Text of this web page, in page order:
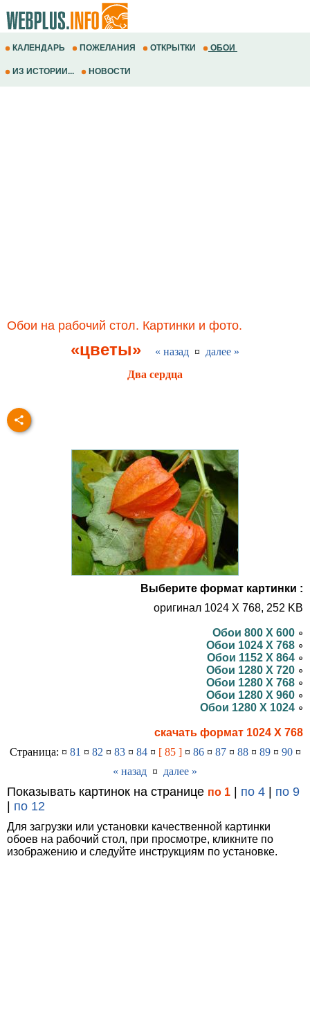
КАЛЕНДАРЬ ПОЖЕЛАНИЯ ОТКРЫТКИ ОБОИ
ИЗ ИСТОРИИ... НОВОСТИ
Обои на рабочий стол. Картинки и фото.
«цветы» « назад ¤ далее »
Два сердца
Выберите формат картинки :
оригинал 1024 X 768, 252 KB
Обои 800 X 600
Обои 1024 X 768
Обои 1152 X 864
Обои 1280 X 720
Обои 1280 X 768
Обои 1280 X 960
Обои 1280 X 1024
скачать формат 1024 X 768
Страница: ¤ 81 ¤ 82 ¤ 83¤ 84¤ [ 85 ]¤ 86¤ 87¤ 88¤ 89¤ 90¤
« назад ¤ далее »
Показывать картинок на странице по 1 | по 4 | по 9
| по 12
Для загрузки или установки качественной картинки
обоев на рабочий стол, при просмотре, кликните по
изображению и следуйте инструкциям по установке.